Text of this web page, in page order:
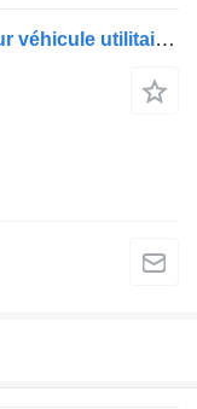
Fusée d'essieu Fiat 1330872080 pour véhicule utilitaire Fiat BOXER JUMPER DUCATO CITROEN